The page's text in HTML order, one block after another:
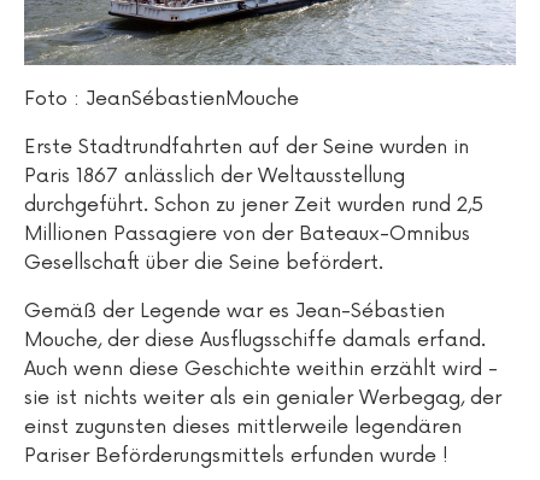
Foto : JeanSébastienMouche
Erste Stadtrundfahrten auf der Seine wurden in
Paris 1867 anlässlich der Weltausstellung
durchgeführt. Schon zu jener Zeit wurden rund 2,5
Millionen Passagiere von der Bateaux-Omnibus
Gesellschaft über die Seine befördert.
Gemäß der Legende war es Jean-Sébastien
Mouche, der diese Ausflugsschiffe damals erfand.
Auch wenn diese Geschichte weithin erzählt wird -
sie ist nichts weiter als ein genialer Werbegag, der
einst zugunsten dieses mittlerweile legendären
Pariser Beförderungsmittels erfunden wurde !